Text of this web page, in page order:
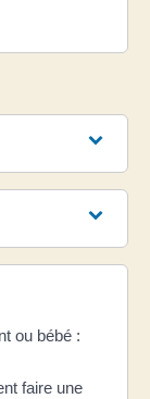
ou bébé :
faire une